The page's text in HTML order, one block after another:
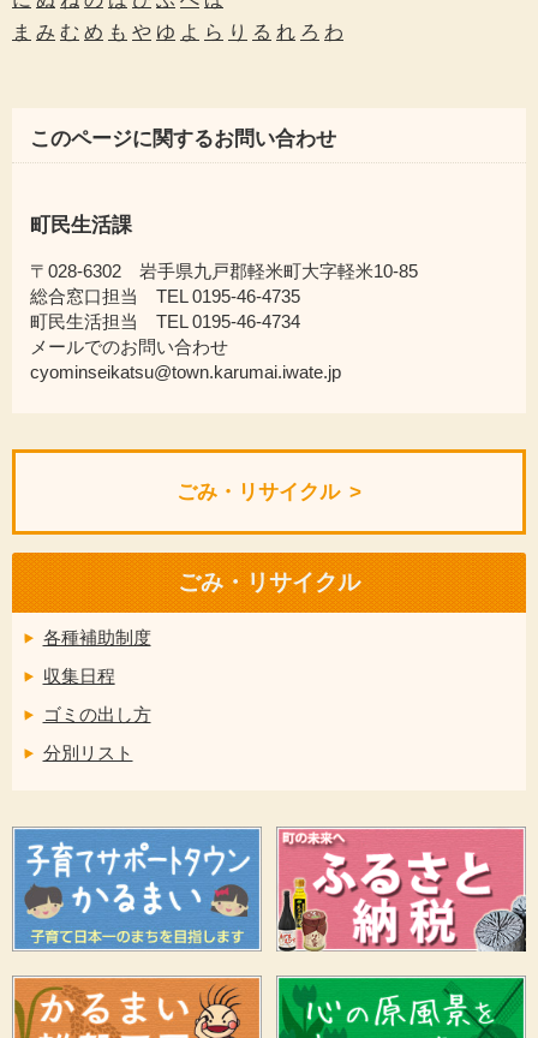
ま み む め も や ゆ よ ら り る れ ろ わ
このページに関するお問い合わせ
町民生活課
〒028-6302 岩手県九戸郡軽米町大字軽米10-85
総合窓口担当 TEL 0195-46-4735
町民生活担当 TEL 0195-46-4734
メールでのお問い合わせ
cyominseikatsu@town.karumai.iwate.jp
ごみ・リサイクル
ごみ・リサイクル
各種補助制度
収集日程
ゴミの出し方
分別リスト